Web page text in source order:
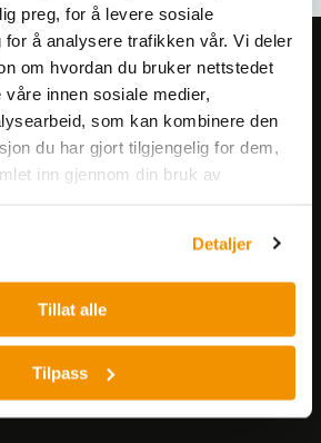
preg, for å levere sosiale
for å analysere trafikken vår. Vi deler
om hvordan du bruker nettstedet
innen sosiale medier,
som kan kombinere den
du har gjort tilgjengelig for dem,
inn gjennom din bruk av
Detaljer
Tillat alle
Tilpass
nyhetsbrev!
om produkter,
og kampanjer.
AS